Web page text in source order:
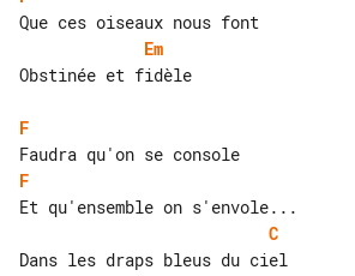
Em
Obstinée et fidèle
F
F
C
Dans les draps bleus du ciel